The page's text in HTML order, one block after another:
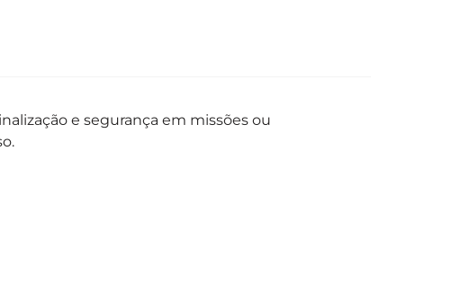
e segurança em missões ou